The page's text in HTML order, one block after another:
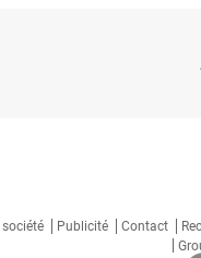
société Publicité Contact